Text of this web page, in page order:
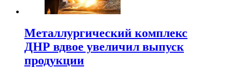
Металлургический комплекс
ДНР вдвое увеличил выпуск
продукции